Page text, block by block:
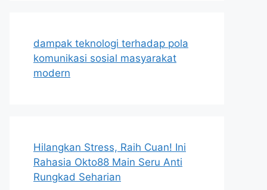
dampak teknologi terhadap pola
komunikasi sosial masyarakat
modern
Hilangkan Stress, Raih Cuan! Ini
Rahasia Okto88 Main Seru Anti
Rungkad Seharian